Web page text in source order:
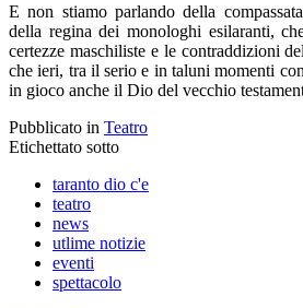
E non stiamo parlando della
della regina dei monologhi esilaranti,
certezze maschiliste e le contraddizioni
che ieri, tra il serio e in taluni momenti
in gioco anche il Dio del vecchio
Pubblicato in Teatro
Etichettato sotto
taranto dio c'e
teatro
news
utlime notizie
eventi
spettacolo